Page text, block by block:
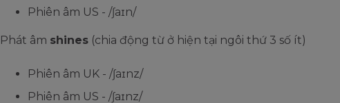
Phiên âm US - /ʃaɪn/
Phát âm shines (chia động từ ở hiện tại ngôi thứ 3 số ít)
Phiên âm UK - /ʃaɪnz/
Phiên âm US - /ʃaɪnz/